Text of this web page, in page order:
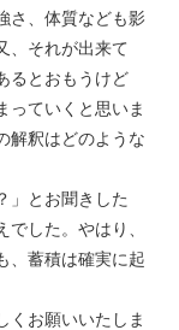
さ、体質なども影
、それが出来て
るとおもうけど
っていくと思いま
解釈はどのような
」とお聞きした
した。やはり、
、蓄積は確実に起
くお願いいたしま